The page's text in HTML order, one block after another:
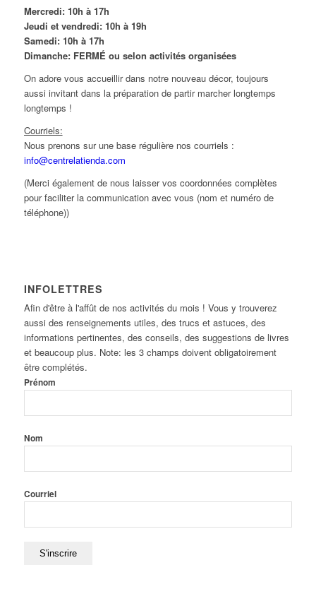
Mercredi: 10h à 17h
Jeudi et vendredi: 10h à 19h
Samedi: 10h à 17h
Dimanche: FERMÉ ou selon activités organisées
On adore vous accueillir dans notre nouveau décor, toujours
aussi invitant dans la préparation de partir marcher longtemps
longtemps !
Courriels:
Nous prenons sur une base régulière nos courriels :
info@centrelatienda.com
(Merci également de nous laisser vos coordonnées complètes
pour faciliter la communication avec vous (nom et numéro de
téléphone))
INFOLETTRES
Afin d'être à l'affût de nos activités du mois ! Vous y trouverez
aussi des renseignements utiles, des trucs et astuces, des
informations pertinentes, des conseils, des suggestions de livres
et beaucoup plus. Note: les 3 champs doivent obligatoirement
être complétés.
Prénom
Nom
Courriel